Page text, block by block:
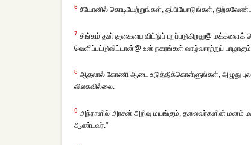
6 சீயோனில் கொடியேற்றுங்கள், தப்பியோடுங்கள்,
7 சிங்கம் தன் குகையை விட்டுப் புறப்படுகிறது@
வெளிப்பட்டுவிட்டான்@ உன் நகரங்கள் வாழ்வாரற்றுப்
8 ஆதலால் கோணி ஆடை உடுத்திக்கொள்ளுங்கள், அழுது
விலகவில்லை.
9 அந்நாளில் அரசன் அறிவு மயங்கும், தலைவர்களின் மனம்
ஆண்டவர்."